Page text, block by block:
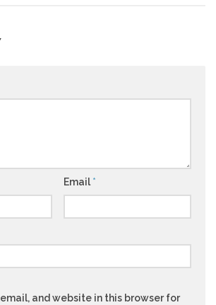
Email *
and website in this browser for